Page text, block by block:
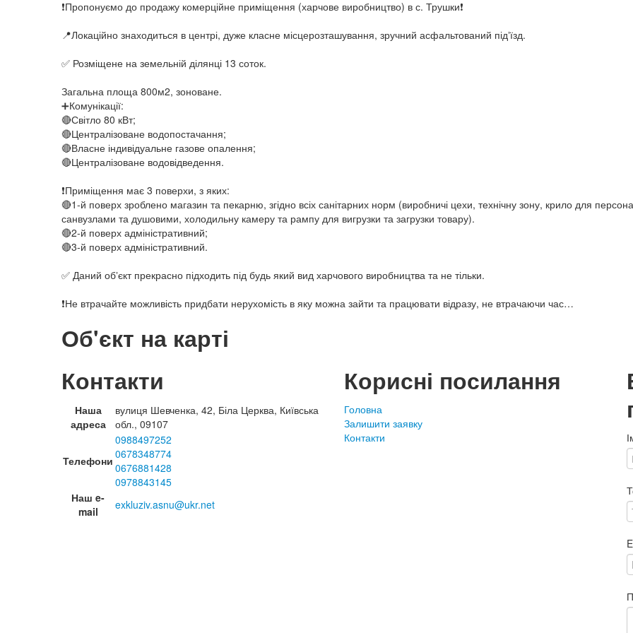
❗️Пропонуємо до продажу комерційне приміщення (харчове виробництво) в с. Трушки❗️
📍Локаційно знаходиться в центрі, дуже класне місцерозташування, зручний асфальтований підʼїзд.
✅ Розміщене на земельній ділянці 13 соток.
Загальна площа 800м2, зоноване.
➕Комунікації:
🔴Світло 80 кВт;
🔴Централізоване водопостачання;
🔴Власне індивідуальне газове опалення;
🔴Централізоване водовідведення.
❗️Приміщення має 3 поверхи, з яких:
🔴1-й поверх зроблено магазин та пекарню, згідно всіх санітарних норм (виробничі цехи, технічну зону, крило для
санвузлами та душовими, холодильну камеру та рампу для вигрузки та загрузки товару).
🔴2-й поверх адміністративний;
🔴3-й поверх адміністративний.
✅ Даний обʼєкт прекрасно підходить під будь який вид харчового виробництва та не тільки.
❗️Не втрачайте можливість придбати нерухомість в яку можна зайти та працювати відразу, не втрачаючи час…
Об'єкт на карті
Контакти
Наша
адреса
вулиця Шевченка, 42, Біла Церква, Київська
обл., 09107
Телефони
0988497252
0678348774
0676881428
0978843145
Наш e-
mail
exkluziv.asnu@ukr.net
Корисні посилання
Головна
Залишити заявку
Контакти